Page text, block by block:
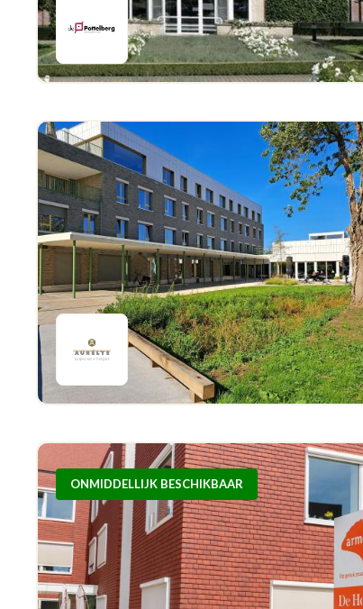
ONMIDDELLIJK BESCHIKBAAR